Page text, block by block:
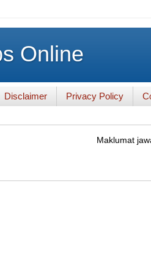
Online
Disclaimer Privacy Policy
Maklumat